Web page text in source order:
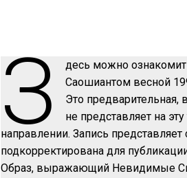
З
десь можно
Саошиантом весной
Это предварительная,
не представляет на
направлении. Запись
подкорректирована для
Образ, выражающий Невидимые